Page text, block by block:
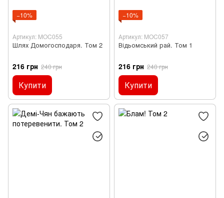
−10%
Артикул: MOC055
Шлях Домогосподаря. Том 2
216 грн 240 грн
Купити
−10%
Артикул: MOC057
Відьомський рай. Том 1
216 грн 240 грн
Купити